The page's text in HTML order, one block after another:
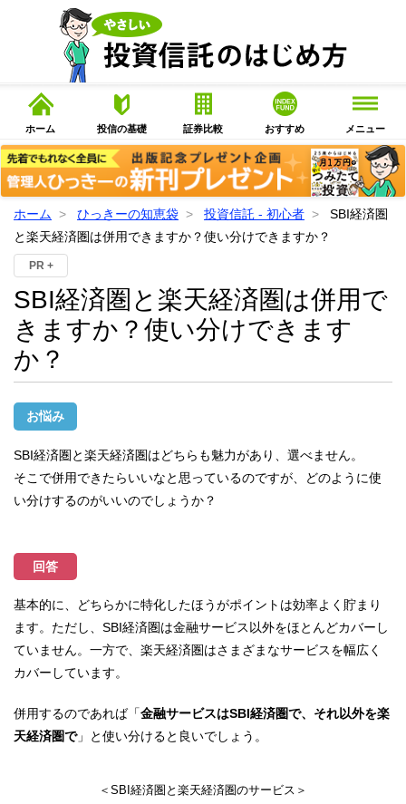
ホーム 投信の基礎 証券比較 おすすめ メニュー
ホーム ひっきーの知恵袋 投資信託 - 初心者
SBI経済圏
と楽天経済圏は併用できますか？使い分けできますか？
PR +
SBI経済圏と楽天経済圏は併用で
きますか？使い分けできます
か？
お悩み
SBI経済圏と楽天経済圏はどちらも魅力があり、選べません。
そこで併用できたらいいなと思っているのですが、どのように使
い分けするのがいいのでしょうか？
回答
基本的に、どちらかに特化したほうがポイントは効率よく貯まり
ます。ただし、SBI経済圏は金融サービス以外をほとんどカバーし
ていません。一方で、楽天経済圏はさまざまなサービスを幅広く
カバーしています。
併用するのであれば「金融サービスはSBI経済圏で、それ以外を楽
天経済圏で」と使い分けると良いでしょう。
＜SBI経済圏と楽天経済圏のサービス＞